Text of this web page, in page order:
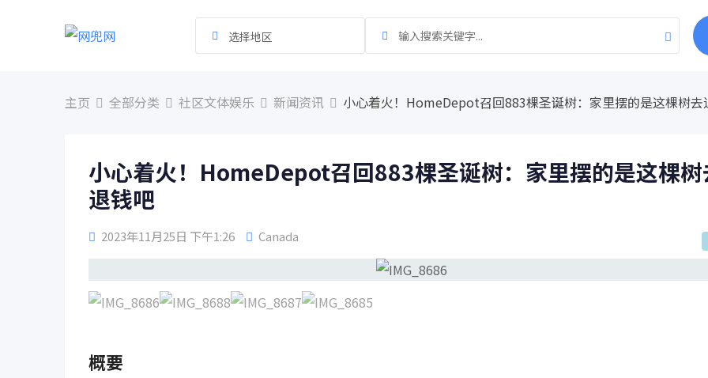
选择地区
主页 全部分类 社区文体娱乐 新闻资讯 小心着火！HomeDepot召回883棵圣诞树：家里摆的是这棵树去
小心着火！HomeDepot召回883棵圣诞树：家里摆的是这棵树
退钱吧
2023年11月25日 下午1:26 Canada
概要